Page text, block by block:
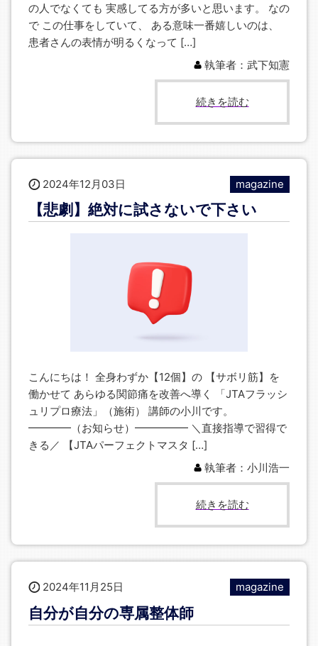
の人でなくても 実感してる方が多いと思います。 なの
で この仕事をしていて、 ある意味一番嬉しいのは、
患者さんの表情が明るくなって […]
執筆者：武下知憲
続きを読む
2024年12月03日 magazine
【悲劇】絶対に試さないで下さい
こんにちは！ 全身わずか【12個】の 【サボリ筋】を
働かせて あらゆる関節痛を改善へ導く 「JTAフラッシ
ュリプロ療法」（施術） 講師の小川です。
━━━━（お知らせ）━━━━━ ＼直接指導で習得で
きる／ 【JTAパーフェクトマスタ […]
執筆者：小川浩一
続きを読む
2024年11月25日 magazine
自分が自分の専属整体師